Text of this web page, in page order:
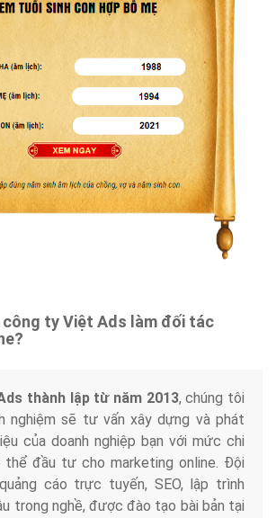
công ty Việt Ads làm đối tác
thành lập từ năm 2013, chúng tôi
nghiệm sẽ tư vấn xây dựng và phát
của doanh nghiệp bạn với mức chi
thể đầu tư cho marketing online. Đội
cáo trực tuyến, SEO, lập trình
trong nghề, được đào tạo bài bản tại